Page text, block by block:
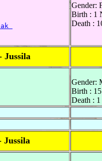
Gender:
Birth : 1
Death :
Jussila
Gender:
Birth :
Death :
Jussila